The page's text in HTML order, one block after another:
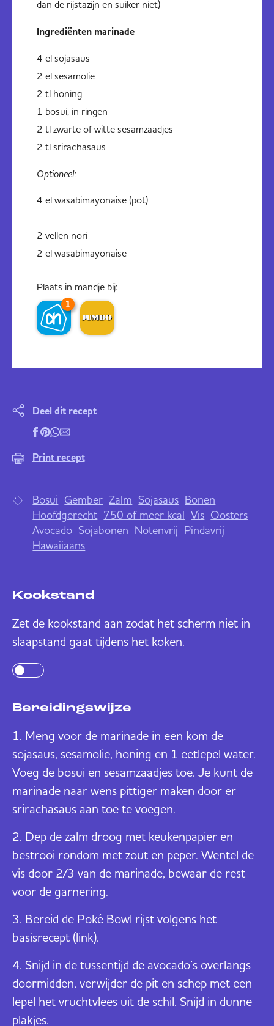
dan de rijstazijn en suiker niet)
Ingrediënten marinade
4 el sojasaus
2 el sesamolie
2 tl honing
1 bosui, in ringen
2 tl zwarte of witte sesamzaadjes
2 tl srirachasaus
Optioneel:
4 el wasabimayonaise (pot)
2 vellen nori
2 el wasabimayonaise
Plaats in mandje bij:
1
Deel dit recept
Print recept
Bosui Gember Zalm Sojasaus Bonen
Hoofdgerecht 750 of meer kcal Vis Oosters
Avocado Sojabonen Notenvrij Pindavrij
Hawaiiaans
Kookstand
Zet de kookstand aan zodat het scherm niet in
slaapstand gaat tijdens het koken.
Bereidingswijze
Meng voor de marinade in een kom de
sojasaus, sesamolie, honing en 1 eetlepel water.
Voeg de bosui en sesamzaadjes toe. Je kunt de
marinade naar wens pittiger maken door er
srirachasaus aan toe te voegen.
Dep de zalm droog met keukenpapier en
bestrooi rondom met zout en peper. Wentel de
vis door 2/3 van de marinade, bewaar de rest
voor de garnering.
Bereid de Poké Bowl rijst volgens het
basisrecept (link).
Snijd in de tussentijd de avocado’s overlangs
doormidden, verwijder de pit en schep met een
lepel het vruchtvlees uit de schil. Snijd in dunne
plakjes.